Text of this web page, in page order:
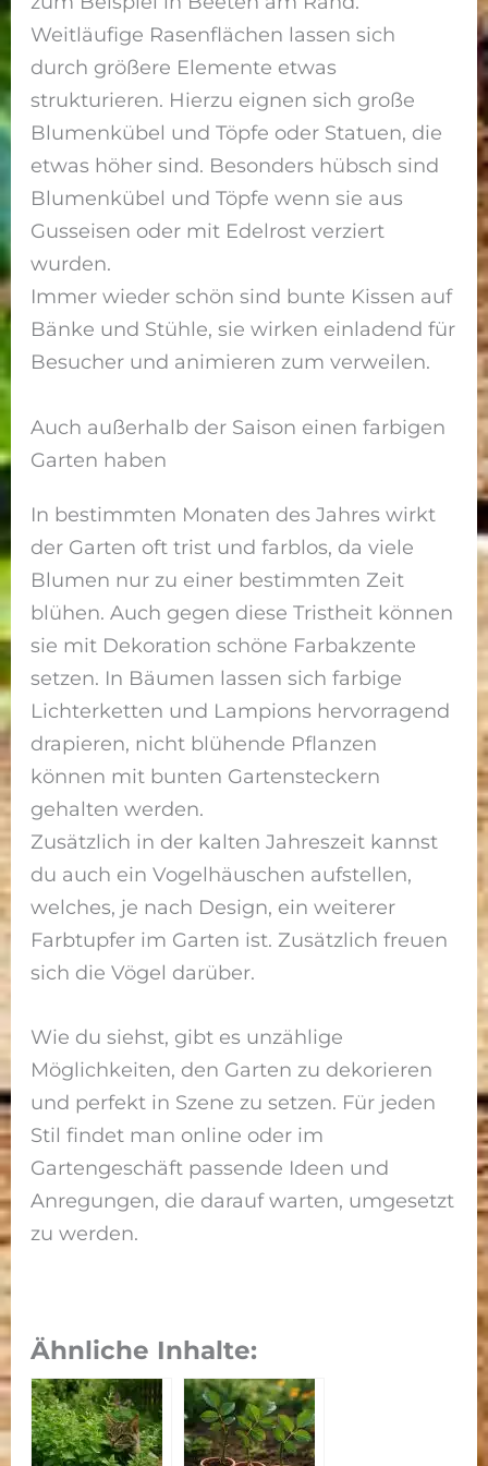
Weitläufige Rasenflächen lassen sich
durch größere Elemente etwas
strukturieren. Hierzu eignen sich große
Blumenkübel und Töpfe oder Statuen, die
etwas höher sind. Besonders hübsch sind
Blumenkübel und Töpfe wenn sie aus
Gusseisen oder mit Edelrost verziert
wurden.
Immer wieder schön sind bunte Kissen auf
Bänke und Stühle, sie wirken einladend für
Besucher und animieren zum verweilen.
Auch außerhalb der Saison einen farbigen
Garten haben
In bestimmten Monaten des Jahres wirkt
der Garten oft trist und farblos, da viele
Blumen nur zu einer bestimmten Zeit
blühen. Auch gegen diese Tristheit können
sie mit Dekoration schöne Farbakzente
setzen. In Bäumen lassen sich farbige
Lichterketten und Lampions hervorragend
drapieren, nicht blühende Pflanzen
können mit bunten Gartensteckern
gehalten werden.
Zusätzlich in der kalten Jahreszeit kannst
du auch ein Vogelhäuschen aufstellen,
welches, je nach Design, ein weiterer
Farbtupfer im Garten ist. Zusätzlich freuen
sich die Vögel darüber.
Wie du siehst, gibt es unzählige
Möglichkeiten, den Garten zu dekorieren
und perfekt in Szene zu setzen. Für jeden
Stil findet man online oder im
Gartengeschäft passende Ideen und
Anregungen, die darauf warten, umgesetzt
zu werden.
Ähnliche Inhalte: